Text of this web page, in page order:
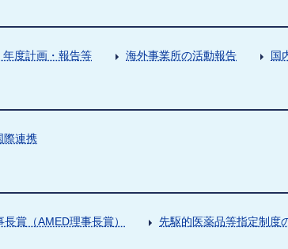
度計画・報告等 海外事業所の活動報告 国
際連携
賞（AMED理事長賞） 先駆的医薬品等指定制度